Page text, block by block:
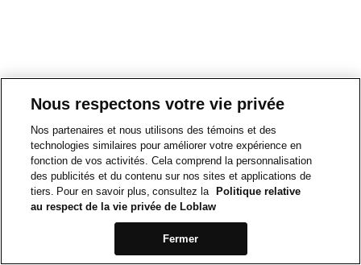
Nous respectons votre vie privée
Nos partenaires et nous utilisons des témoins et des
technologies similaires pour améliorer votre expérience en
fonction de vos activités. Cela comprend la personnalisation
des publicités et du contenu sur nos sites et applications de
tiers. Pour en savoir plus, consultez la
Politique relative
au respect de la vie privée de Loblaw
Fermer